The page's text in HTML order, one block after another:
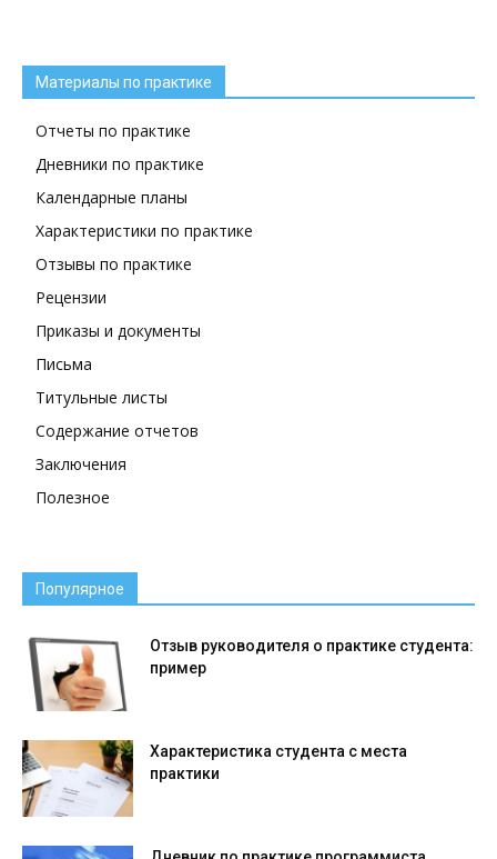
Материалы по практике
Отчеты по практике
Дневники по практике
Календарные планы
Характеристики по практике
Отзывы по практике
Рецензии
Приказы и документы
Письма
Титульные листы
Содержание отчетов
Заключения
Полезное
Популярное
Отзыв руководителя о практике студента:
пример
Характеристика студента с места
практики